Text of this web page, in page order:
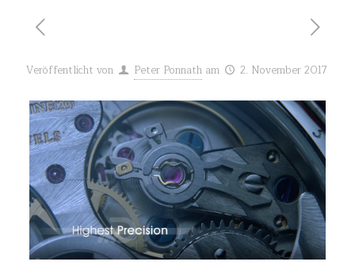
Veröffentlicht von Peter Ponnath am 2. November 2017